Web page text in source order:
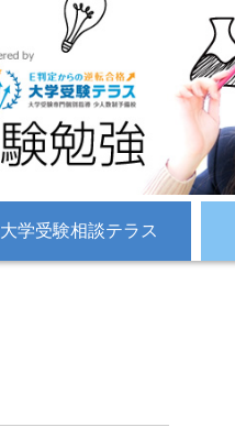
大学受験相談テラス